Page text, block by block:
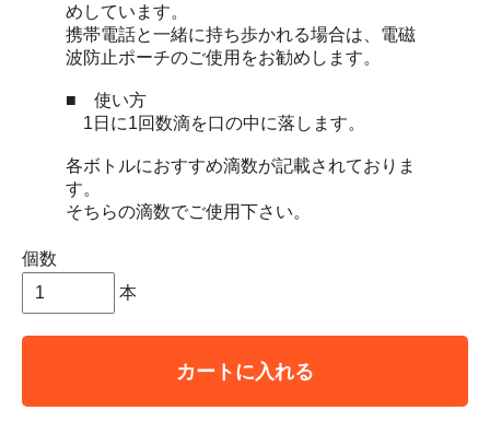
めしています。
携帯電話と一緒に持ち歩かれる場合は、電磁
波防止ポーチのご使用をお勧めします。
■ 使い方
1日に1回数滴を口の中に落します。
各ボトルにおすすめ滴数が記載されておりま
す。
そちらの滴数でご使用下さい。
個数
本
カートに入れる